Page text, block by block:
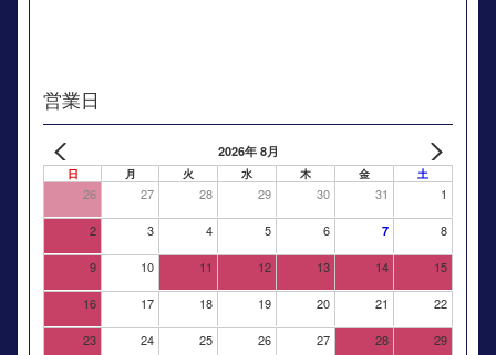
営業日
2026年 8月
日 月 火 水 木 金 土
26 27 28 29 30 31 1
2 3 4 5 6 7 8
9 10 11 12 13 14 15
16 17 18 19 20 21 22
23 24 25 26 27 28 29